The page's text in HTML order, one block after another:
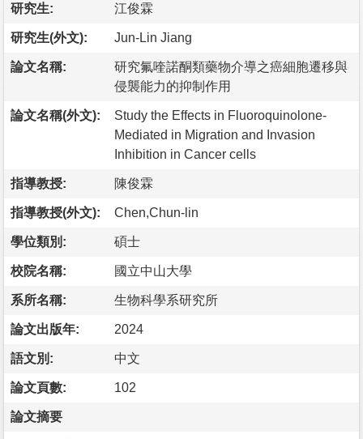
研究生: 江俊霖
研究生(外文): Jun-Lin Jiang
論文名稱:
研究氟喹諾酮類藥物介導之癌細胞遷移與
侵襲能力的抑制作用
論文名稱(外文):
Study the Effects in Fluoroquinolone-
Mediated in Migration and Invasion
Inhibition in Cancer cells
指導教授: 陳俊霖
指導教授(外文): Chen,Chun-lin
學位類別: 碩士
校院名稱: 國立中山大學
系所名稱: 生物科學系研究所
論文出版年: 2024
語文別: 中文
論文頁數: 102
論文摘要